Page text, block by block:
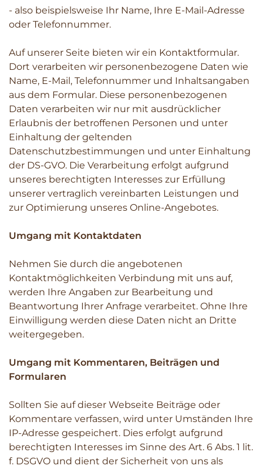
- also beispielsweise Ihr Name, Ihre E-Mail-Adresse
oder Telefonnummer.
Auf unserer Seite bieten wir ein Kontaktformular.
Dort verarbeiten wir personenbezogene Daten wie
Name, E-Mail, Telefonnummer und Inhaltsangaben
aus dem Formular. Diese personenbezogenen
Daten verarbeiten wir nur mit ausdrücklicher
Erlaubnis der betroffenen Personen und unter
Einhaltung der geltenden
Datenschutzbestimmungen und unter Einhaltung
der DS-GVO. Die Verarbeitung erfolgt aufgrund
unseres berechtigten Interesses zur Erfüllung
unserer vertraglich vereinbarten Leistungen und
zur Optimierung unseres Online-Angebotes.
Umgang mit Kontaktdaten
Nehmen Sie durch die angebotenen
Kontaktmöglichkeiten Verbindung mit uns auf,
werden Ihre Angaben zur Bearbeitung und
Beantwortung Ihrer Anfrage verarbeitet. Ohne Ihre
Einwilligung werden diese Daten nicht an Dritte
weitergegeben.
Umgang mit Kommentaren, Beiträgen und
Formularen
Sollten Sie auf dieser Webseite Beiträge oder
Kommentare verfassen, wird unter Umständen Ihre
IP-Adresse gespeichert. Dies erfolgt aufgrund
berechtigten Interesses im Sinne des Art. 6 Abs. 1 lit.
f. DSGVO und dient der Sicherheit von uns als